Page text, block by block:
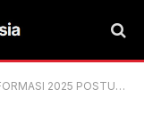
2025 POSTULANT I & II